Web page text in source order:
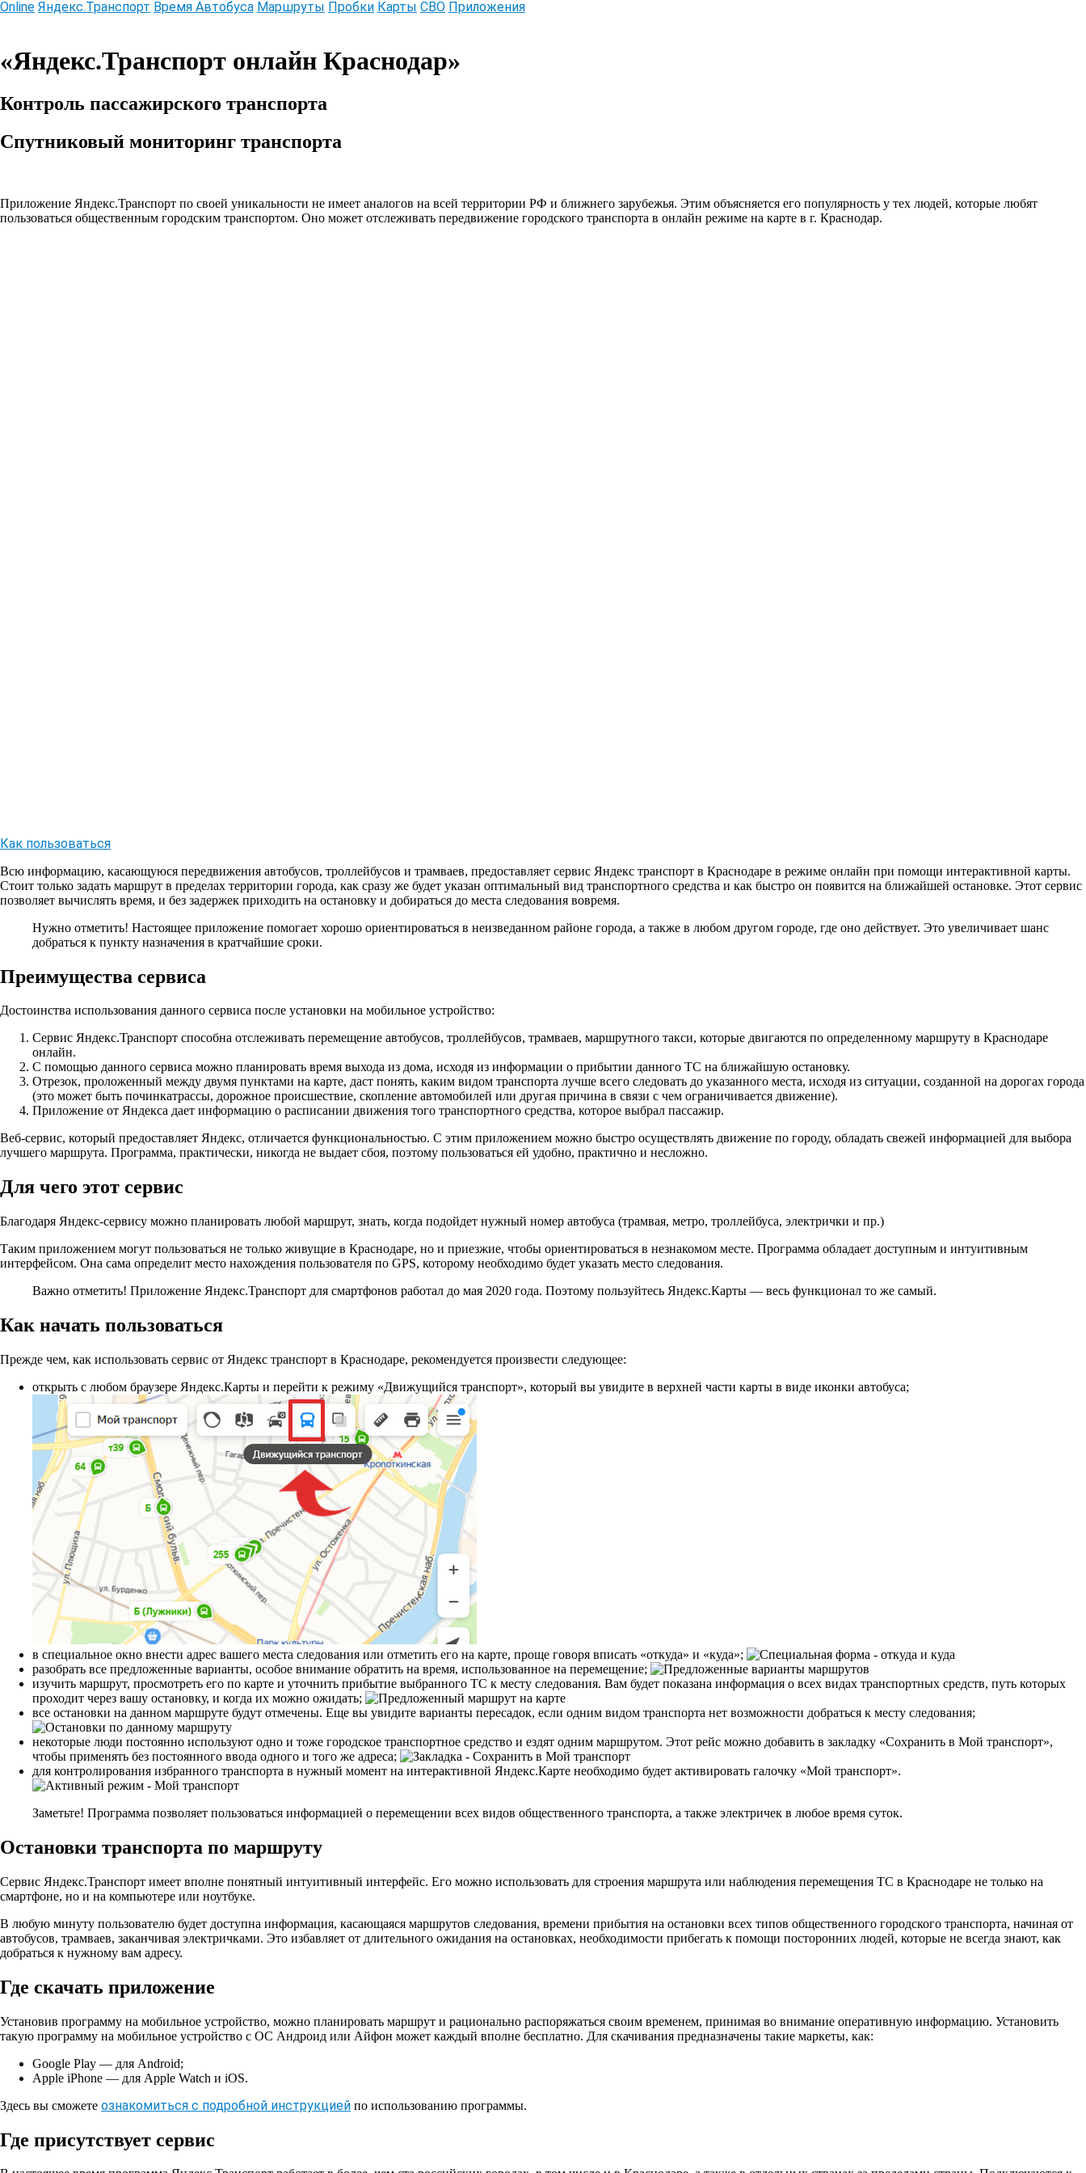
Online Яндекс.Транспорт Время Автобуса Маршруты Пробки Карты СВО Приложения
«Яндекс.Транспорт онлайн Краснодар»
Контроль пассажирского транспорта
Спутниковый мониторинг транспорта
Приложение Яндекс.Транспорт по своей уникальности не имеет аналогов на всей территории РФ и ближнего зарубежья. Этим объясняется его популярность у тех людей, которые любят
пользоваться общественным городским транспортом. Оно может отслеживать передвижение городского транспорта в онлайн режиме на карте в г. Краснодар.
Как пользоваться
Всю информацию, касающуюся передвижения автобусов, троллейбусов и трамваев, предоставляет сервис Яндекс транспорт в Краснодаре в режиме онлайн при помощи интерактивной карты.
Стоит только задать маршрут в пределах территории города, как сразу же будет указан оптимальный вид транспортного средства и как быстро он появится на ближайшей остановке. Этот сервис
позволяет вычислять время, и без задержек приходить на остановку и добираться до места следования вовремя.
Нужно отметить! Настоящее приложение помогает хорошо ориентироваться в неизведанном районе города, а также в любом другом городе, где оно действует. Это увеличивает шанс
добраться к пункту назначения в кратчайшие сроки.
Преимущества сервиса
Достоинства использования данного сервиса после установки на мобильное устройство:
Сервис Яндекс.Транспорт способна отслеживать перемещение автобусов, троллейбусов, трамваев, маршрутного такси, которые двигаются по определенному маршруту в Краснодаре
онлайн.
С помощью данного сервиса можно планировать время выхода из дома, исходя из информации о прибытии данного ТС на ближайшую остановку.
Отрезок, проложенный между двумя пунктами на карте, даст понять, каким видом транспорта лучше всего следовать до указанного места, исходя из ситуации, созданной на дорогах города
(это может быть починкатрассы, дорожное происшествие, скопление автомобилей или другая причина в связи с чем ограничивается движение).
Приложение от Яндекса дает информацию о расписании движения того транспортного средства, которое выбрал пассажир.
Веб-сервис, который предоставляет Яндекс, отличается функциональностью. С этим приложением можно быстро осуществлять движение по городу, обладать свежей информацией для выбора
лучшего маршрута. Программа, практически, никогда не выдает сбоя, поэтому пользоваться ей удобно, практично и несложно.
Для чего этот сервис
Благодаря Яндекс-сервису можно планировать любой маршрут, знать, когда подойдет нужный номер автобуса (трамвая, метро, троллейбуса, электрички и пр.)
Таким приложением могут пользоваться не только живущие в Краснодаре, но и приезжие, чтобы ориентироваться в незнакомом месте. Программа обладает доступным и интуитивным
интерфейсом. Она сама определит место нахождения пользователя по GPS, которому необходимо будет указать место следования.
Важно отметить! Приложение Яндекс.Транспорт для смартфонов работал до мая 2020 года. Поэтому пользуйтесь Яндекс.Карты — весь функционал то же самый.
Как начать пользоваться
Прежде чем, как использовать сервис от Яндекс транспорт в Краснодаре, рекомендуется произвести следующее:
открыть с любом браузере Яндекс.Карты и перейти к режиму «Движущийся транспорт», который вы увидите в верхней части карты в виде иконки автобуса;
в специальное окно внести адрес вашего места следования или отметить его на карте, проще говоря вписать «откуда» и «куда»;
разобрать все предложенные варианты, особое внимание обратить на время, использованное на перемещение;
изучить маршрут, просмотреть его по карте и уточнить прибытие выбранного ТС к месту следования. Вам будет показана информация о всех видах транспортных средств, путь которых
проходит через вашу остановку, и когда их можно ожидать;
все остановки на данном маршруте будут отмечены. Еще вы увидите варианты пересадок, если одним видом транспорта нет возможности добраться к месту следования;
некоторые люди постоянно используют одно и тоже городское транспортное средство и ездят одним маршрутом. Этот рейс можно добавить в закладку «Сохранить в Мой транспорт»,
чтобы применять без постоянного ввода одного и того же адреса;
для контролирования избранного транспорта в нужный момент на интерактивной Яндекс.Карте необходимо будет активировать галочку «Мой транспорт».
Заметьте! Программа позволяет пользоваться информацией о перемещении всех видов общественного транспорта, а также электричек в любое время суток.
Остановки транспорта по маршруту
Сервис Яндекс.Транспорт имеет вполне понятный интуитивный интерфейс. Его можно использовать для строения маршрута или наблюдения перемещения ТС в Краснодаре не только на
смартфоне, но и на компьютере или ноутбуке.
В любую минуту пользователю будет доступна информация, касающаяся маршрутов следования, времени прибытия на остановки всех типов общественного городского транспорта, начиная от
автобусов, трамваев, заканчивая электричками. Это избавляет от длительного ожидания на остановках, необходимости прибегать к помощи посторонних людей, которые не всегда знают, как
добраться к нужному вам адресу.
Где скачать приложение
Установив программу на мобильное устройство, можно планировать маршрут и рационально распоряжаться своим временем, принимая во внимание оперативную информацию. Установить
такую программу на мобильное устройство с OС Андроид или Айфон может каждый вполне бесплатно. Для скачивания предназначены такие маркеты, как:
Google Play — для Android;
Apple iPhone — для Apple Watch и iOS.
Здесь вы сможете ознакомиться с подробной инструкцией по использованию программы.
Где присутствует сервис